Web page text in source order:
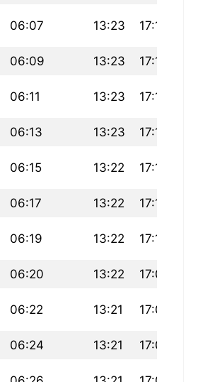
06:07 13:23 17:19
06:09 13:23 17:18
06:11 13:23 17:16
06:13 13:23 17:15
06:15 13:22 17:13
06:17 13:22 17:12
06:19 13:22 17:11
06:20 13:22 17:09
06:22 13:21 17:08
06:24 13:21 17:06